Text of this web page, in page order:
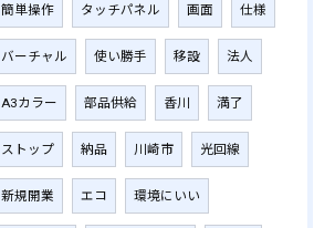
簡単操作 タッチパネル 画面 仕様
バーチャル 使い勝手 移設 法人
A3カラー 部品供給 香川 満了
ストップ 納品 川崎市 光回線
新規開業 エコ 環境にいい